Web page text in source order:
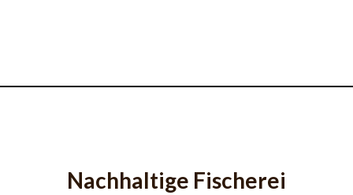
Nachhaltige Fischerei